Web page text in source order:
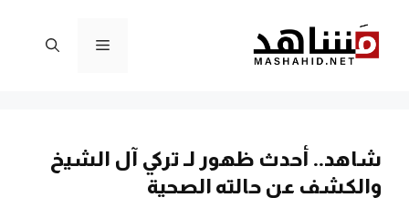
المحتوى
القائمة
شاهد.. أحدث ظهور لـ تركي آل الشيخ
والكشف عن حالته الصحية